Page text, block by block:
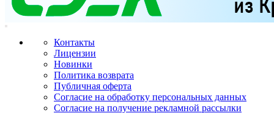
Контакты
Лицензии
Новинки
Политика возврата
Публичная оферта
Согласие на обработку персональных данных
Согласие на получение рекламной рассылки